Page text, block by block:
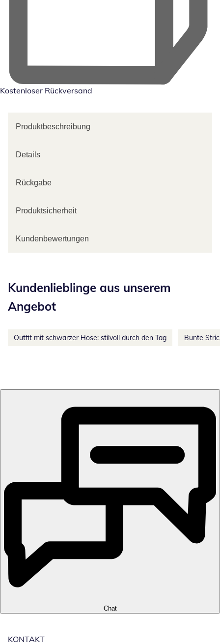
Kostenloser Rückversand
Produktbeschreibung
Details
Rückgabe
Produktsicherheit
Kundenbewertungen
Kundenlieblinge aus unserem
Angebot
Outfit mit schwarzer Hose: stilvoll durch den Tag Bunte
Chat
KONTAKT